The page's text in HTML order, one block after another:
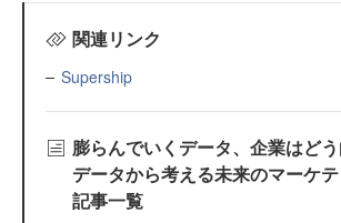
関連リンク
Supership
膨らんでいくデータ、企業はど
データから考える未来のマーケ
記事一覧